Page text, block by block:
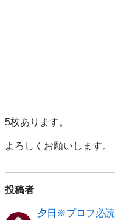
5枚あります。
よろしくお願いします。
投稿者
夕日※プロフ必読